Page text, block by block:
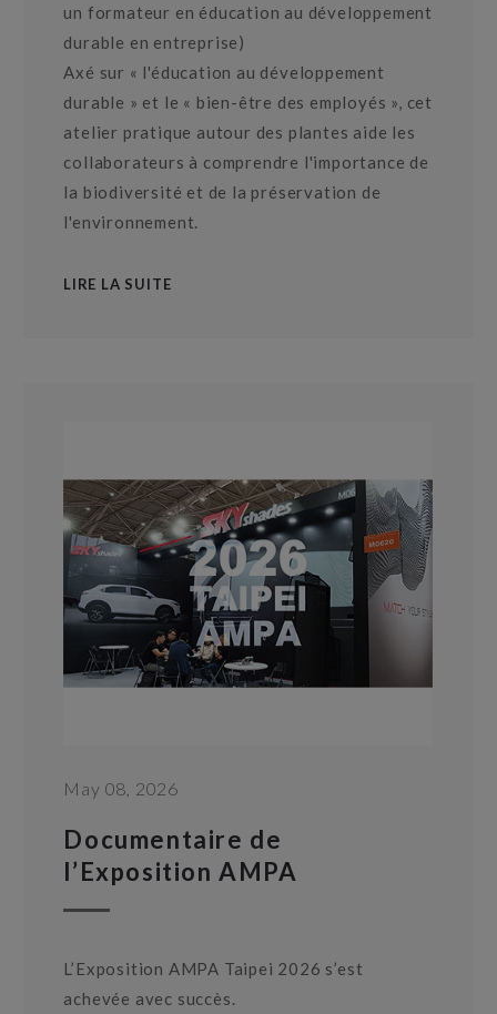
un formateur en éducation au développement
durable en entreprise)
Axé sur « l'éducation au développement
durable » et le « bien-être des employés », cet
atelier pratique autour des plantes aide les
collaborateurs à comprendre l'importance de
la biodiversité et de la préservation de
l'environnement.
LIRE LA SUITE
May 08, 2026
Documentaire de
l’Exposition AMPA
L’Exposition AMPA Taipei 2026 s’est
achevée avec succès.